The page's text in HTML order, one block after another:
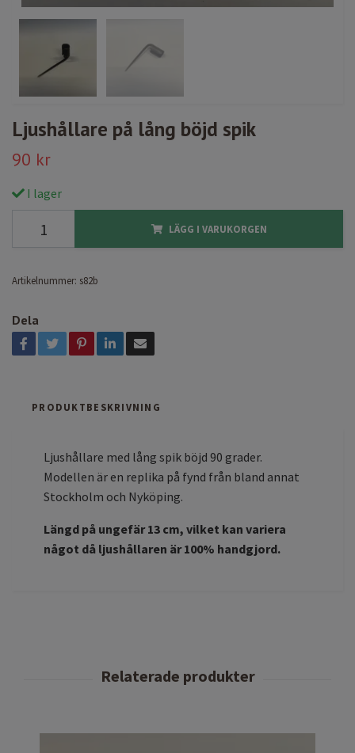
Ljushållare på lång böjd spik
90 kr
I lager
LÄGG I VARUKORGEN
Artikelnummer: s82b
Dela
PRODUKTBESKRIVNING
Ljushållare med lång spik böjd 90 grader.
Modellen är en replika på fynd från bland annat
Stockholm och Nyköping.
Längd på ungefär 13 cm, vilket kan variera
något då ljushållaren är 100% handgjord.